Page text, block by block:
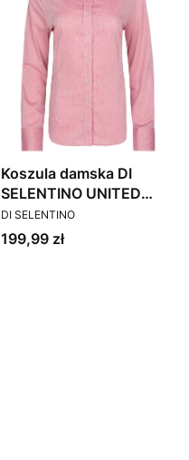
Koszula damska DI
SELENTINO UNITED
STATES / CUSTOM
PRODUCENT
DI SELENTINO
Cena
199,99 zł